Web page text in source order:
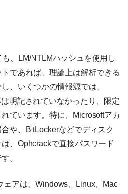
、LM/NTLMハッシュを使用し
であれば、理論上は解析できる
、いくつかの情報源では、
明記されていなかったり、限定
ています。特に、Microsoftアカ
や、BitLockerなどでディスク
、Ophcrackで直接パスワード
。
ェアは、Windows、Linux、Mac